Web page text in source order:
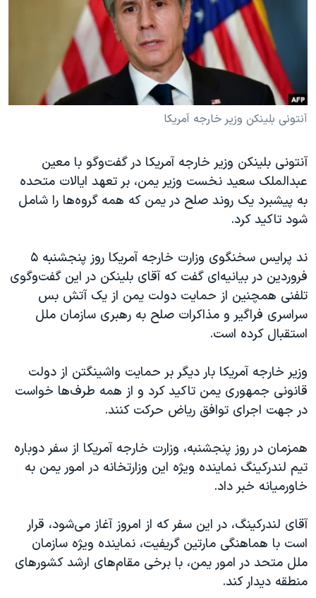
فرهنگ و زندگی
حقوق شهروندی
اقتصادی
علم و فناوری
اسرائیل در جنگ
آرشیو پخش زنده
مستندها
انتخابات ریاست جمهوری آمریکا ۲۰۲۴
حمله جمهوری اسلامی به اسرائیل
رمز مهسا
ورزش زنان در ایران
مجموعه مستندهای دادخواهی
تریبونال مردمی آبان ۹۸
دادگاه حمید نوری
قانون شفافیت دارائی کادر رهبری ایران
اعتراضات مردمی آبان ۹۸
اسرائیل در جنگ
نرگس محمدی برنده جایزه نوبل صلح
همایش محافظه‌کاران آمریکا «سی‌پک»
صفحه‌های ویژه
سفر پرزیدنت ترامپ به چین
دنبال کنید
زبانهای مختلف
آنتونی بلینکن وزیر خارجه آمریکا
آنتونی بلینکن وزیر خارجه آمریکا در گفت‌وگو با معین
عبدالملک سعید نخست وزیر یمن، بر تعهد ایالات متحده
به پیشبرد یک روند صلح در یمن که همه گروه‌ها را شامل
شود تاکید کرد.
ند پرایس سخنگوی وزارت خارجه آمریکا روز پنجشنبه ۵
فروردین در بیانیه‌ای گفت که آقای بلینکن در این گفت‌وگوی
تلفنی همچنین از حمایت دولت یمن از یک آتش بس
سراسری فراگیر و مذاکرات صلح به رهبری سازمان ملل
استقبال کرده است.
وزیر خارجه آمریکا بار دیگر بر حمایت واشینگتن از دولت
قانونی جمهوری یمن تاکید کرد و از همه طرف‌ها خواست
در جهت اجرای توافق ریاض حرکت کنند.
همزمان در روز پنجشنبه، وزارت خارجه آمریکا از سفر دوباره
تیم لندرکینگ نماینده ویژه این وزارتخانه در امور یمن به
خاورمیانه خبر داد.
آقای لندرکینگ، در این سفر که از امروز آغاز می‌شود، قرار
است با هماهنگی مارتین گریفیت، نماینده ویژه سازمان
ملل متحد در امور یمن، با برخی مقام‌های ارشد کشورهای
منطقه دیدار کند.